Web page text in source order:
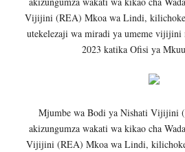
Vijijini (REA) Mkoa wa Lindi,
utekelezaji wa miradi ya umeme vijijini
2023 katika Ofisi ya
Mjumbe wa Bodi ya Nishati Vijijini
akizungumza wakati wa kikao cha
Vijijini (REA) Mkoa wa Lindi,